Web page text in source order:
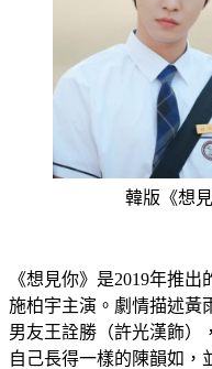
韓版《想
《想見你》是2019年推
施柏宇主演。劇情描述黃
男友王詮勝（許光漢飾）
自己長得一樣的陳韻如，